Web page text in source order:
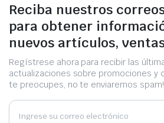
Reciba nuestros
para obtener
nuevos artículos,
Regístrese ahora para recibir las
actualizaciones sobre promociones y
te preocupes, no te enviaremos spam!